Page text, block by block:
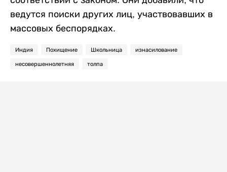
ведутся поиски других лиц, участвовавших в
массовых беспорядках.
Индия Похищение Школьница изнасилование
несовершеннолетняя толпа